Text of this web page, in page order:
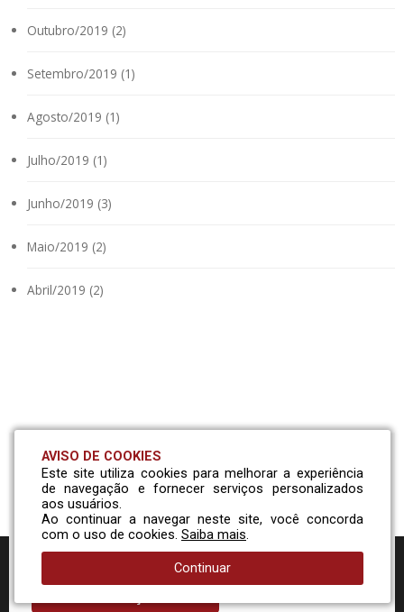
Outubro/2019 (2)
Setembro/2019 (1)
Agosto/2019 (1)
Julho/2019 (1)
Junho/2019 (3)
Maio/2019 (2)
Abril/2019 (2)
Solicite um orçamento
Entre em contato com nossa equipe comercial e conheça
nossa linha de peças!
AVISO DE COOKIES
Este site utiliza cookies para melhorar a experiência
de navegação e fornecer serviços personalizados
aos usuários.
Ao continuar a navegar neste site, você concorda
com o uso de cookies. Saiba mais.
Continuar